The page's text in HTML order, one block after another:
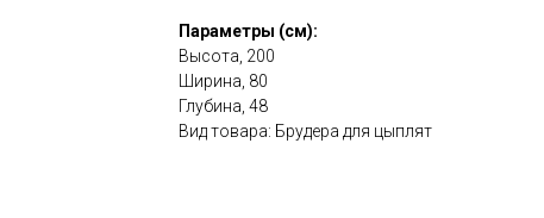
Параметры (см):
Высота, 200
Ширина, 80
Глубина, 48
Вид товара: Брудера для цыплят